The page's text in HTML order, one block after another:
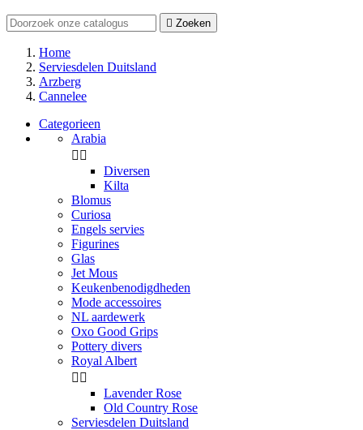
 Zoeken
Home
Serviesdelen Duitsland
Arzberg
Cannelee
Categorieen
Arabia
 
Diversen
Kilta
Blomus
Curiosa
Engels servies
Figurines
Glas
Jet Mous
Keukenbenodigdheden
Mode accessoires
NL aardewerk
Oxo Good Grips
Pottery divers
Royal Albert
 
Lavender Rose
Old Country Rose
Serviesdelen Duitsland